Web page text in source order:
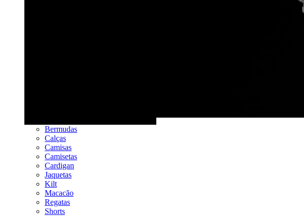
Bermudas
Calças
Camisas
Camisetas
Cardigan
Jaquetas
Kilt
Macacão
Regatas
Shorts